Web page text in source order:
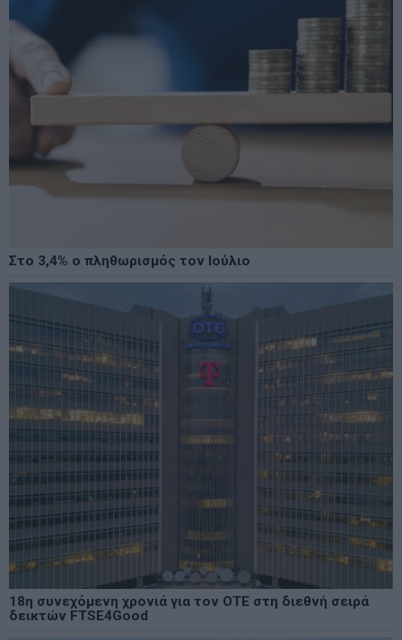
Στο 3,4% ο πληθωρισμός τον Ιούλιο
18η συνεχόμενη χρονιά για τον ΟΤΕ στη διεθνή σειρά
δεικτών FTSE4Good